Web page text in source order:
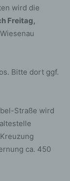
wird die
Freitag,
Bitte dort ggf.
Straße wird
ca. 450